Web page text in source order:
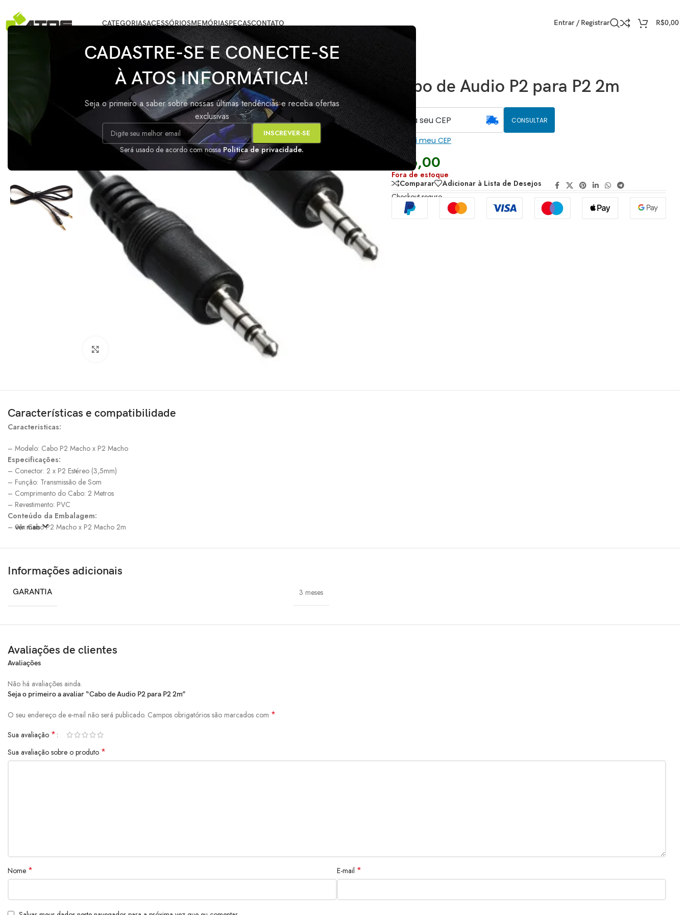
CADASTRE-SE E CONECTE-SE
À ATOS INFORMÁTICA!
Seja o primeiro a saber sobre nossas últimas tendências e receba ofertas
exclusivas
Será usado de acordo com nossaPolitica de privacidade.
CATEGORIASACESSÓRIOSMEMÓRIASPEÇASCONTATO Entrar / Registrar R$0,00
Cabo de Audio P2 para P2 2m
CONSULTAR
Não sei meu CEP
R$6,00
Fora de estoque
Comparar
Adicionar à Lista de Desejos
Checkout seguro
Características e compatibilidade
Caracteristicas:
– Modelo: Cabo P2 Macho x P2 Macho
Especificações:
– Conector: 2 x P2 Estéreo (3,5mm)
– Função: Transmissão de Som
– Comprimento do Cabo: 2 Metros
– Revestimento: PVC
Conteúdo da Embalagem:
– 01x Cabo P2 Macho x P2 Macho 2m
ver mais
Informações adicionais
GARANTIA 3 meses
Avaliações de clientes
Avaliações
Não há avaliações ainda.
Seja o primeiro a avaliar “Cabo de Audio P2 para P2 2m”
O seu endereço de e-mail não será publicado. Campos obrigatórios são marcados com *
Sua avaliação *
Sua avaliação sobre o produto *
Nome * E-mail *